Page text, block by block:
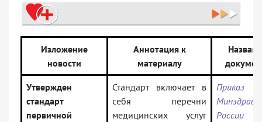
Изложение
новости
Аннотация к
материалу
Утвержден
стандарт
первичной
Стандарт включает в
себя перечни
медицинских услуг
Приказ
Минздрава